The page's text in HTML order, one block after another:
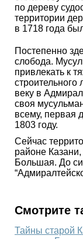
по дереву
территории
в 1718 года
Постепенно
слобода.
привлекать к
строительного
веку в
своя
всему, первая
1803 году.
Сейчас
районе
Большая. До
Смотрите
Тайны старой